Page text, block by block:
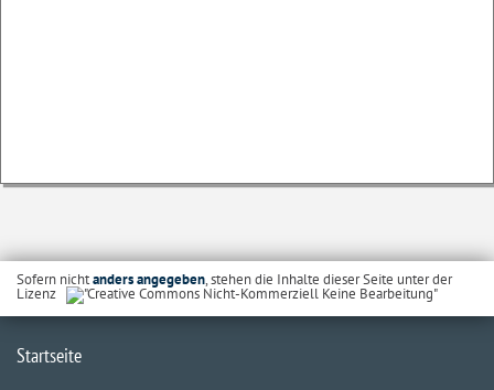
Sofern nichtanders angegeben, stehen die Inhalte dieser Seite unter der
Lizenz
Startseite